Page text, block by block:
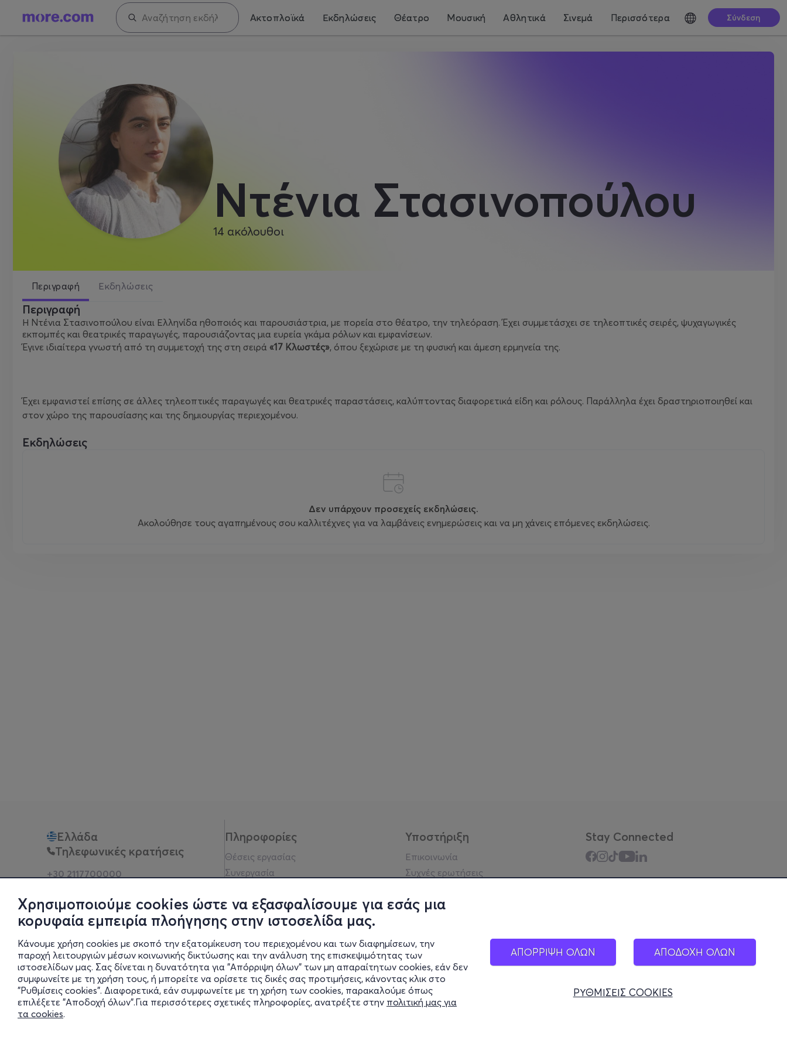
Χρησιμοποιούμε cookies ώστε να εξασφαλίσουμε για εσάς μια
κορυφαία εμπειρία πλοήγησης στην ιστοσελίδα μας.
Κάνουμε χρήση cookies με σκοπό την εξατομίκευση του περιεχομένου και των διαφημίσεων, την
παροχή λειτουργιών μέσων κοινωνικής δικτύωσης και την ανάλυση της επισκεψιμότητας των
ιστοσελίδων μας. Σας δίνεται η δυνατότητα για "Απόρριψη όλων" των μη απαραίτητων cookies, εάν δεν
συμφωνείτε με τη χρήση τους, ή μπορείτε να ορίσετε τις δικές σας προτιμήσεις, κάνοντας κλικ στο
"Ρυθμίσεις cookies". Διαφορετικά, εάν συμφωνείτε με τη χρήση των cookies, παρακαλούμε όπως
επιλέξετε "Αποδοχή όλων".Για περισσότερες σχετικές πληροφορίες, ανατρέξτε στην πολιτική μας για
τα cookies.
ΑΠΟΡΡΙΨΗ ΟΛΩΝ ΑΠΟΔΟΧΗ ΟΛΩΝ
ΡΥΘΜΙΣΕΙΣ COOKIES
Ακτοπλοϊκά Εκδηλώσεις Θέατρο Μουσική Αθλητικά Σινεμά Περισσότερα Σύνδεση
Ντένια Στασινοπούλου
14 ακόλουθοι
Περιγραφή Εκδηλώσεις
Περιγραφή
Η Ντένια Στασινοπούλου είναι Ελληνίδα ηθοποιός και παρουσιάστρια, με πορεία στο θέατρο, την τηλεόραση. Έχει συμμετάσχει σε τηλεοπτικές σειρές, ψυχαγωγικές
εκπομπές και θεατρικές παραγωγές, παρουσιάζοντας μια ευρεία γκάμα ρόλων και εμφανίσεων.
Έγινε ιδιαίτερα γνωστή από τη συμμετοχή της στη σειρά «17 Κλωστές», όπου ξεχώρισε με τη φυσική και άμεση ερμηνεία της.
Έχει εμφανιστεί επίσης σε άλλες τηλεοπτικές παραγωγές και θεατρικές παραστάσεις, καλύπτοντας διαφορετικά είδη και ρόλους. Παράλληλα έχει δραστηριοποιηθεί και
στον χώρο της παρουσίασης και της δημιουργίας περιεχομένου.
Εκδηλώσεις
Δεν υπάρχουν προσεχείς εκδηλώσεις.
Ακολούθησε τους αγαπημένους σου καλλιτέχνες για να λαμβάνεις ενημερώσεις και να μη χάνεις επόμενες εκδηλώσεις.
Ελλάδα
Τηλεφωνικές κρατήσεις
+30 2117700000
Φυσικά σημεία
Πληροφορίες
Θέσεις εργασίας
Συνεργασία
Πολιτική απορρήτου
Νομική σημείωση
Blog
Οικονομικά στοιχεία
Πολιτικές Εταιρείας
Έκθεση Διαφάνειας
Υποστήριξη
Επικοινωνία
Συχνές ερωτήσεις
Υπηρεσίες
Stay Connected